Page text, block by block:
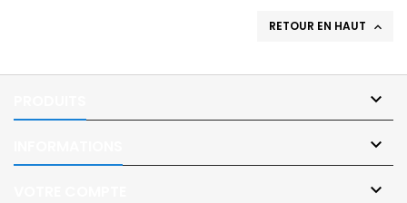
RETOUR EN HAUT 


